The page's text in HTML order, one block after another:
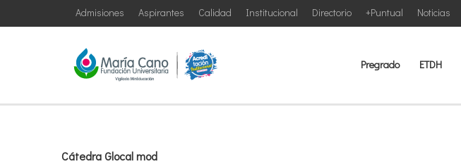
Noticias
+Puntual
Directorio
Institucional
Calidad
Aspirantes
Admisiones
Pregrado ETDH
Cátedra Glocal mod